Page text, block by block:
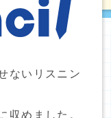
ないリスニン
収めました。